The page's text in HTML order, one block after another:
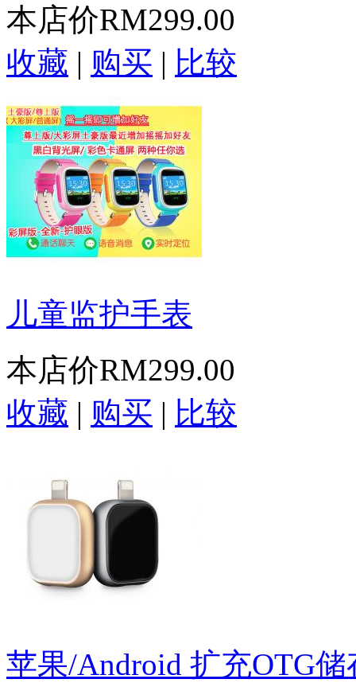
本店价RM299.00
收藏 | 购买 | 比较
儿童监护手表
本店价RM299.00
收藏 | 购买 | 比较
苹果/Android 扩充OTG储